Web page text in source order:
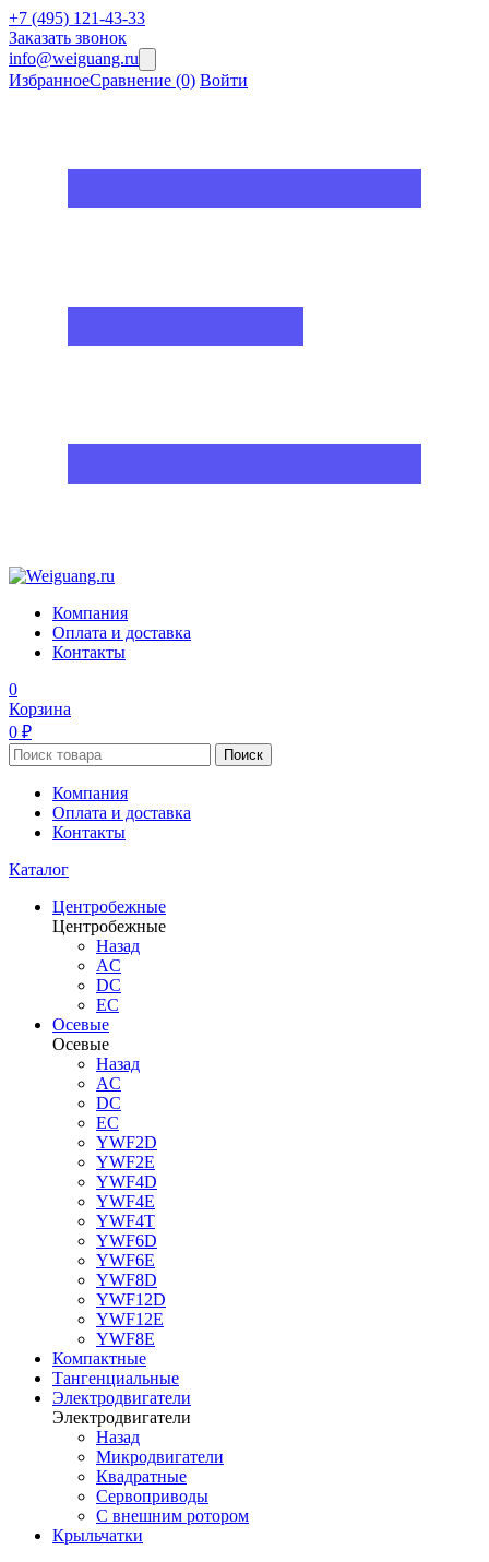
+7 (495) 121-43-33
Заказать звонок
info@weiguang.ru
ИзбранноеСравнение (0) Войти
Компания
Оплата и доставка
Контакты
0
Корзина
0 ₽
Поиск
Компания
Оплата и доставка
Контакты
Каталог
Центробежные
Центробежные
Назад
AC
DC
EC
Осевые
Осевые
Назад
AC
DC
EC
YWF2D
YWF2E
YWF4D
YWF4E
YWF4T
YWF6D
YWF6E
YWF8D
YWF12D
YWF12E
YWF8E
Компактные
Тангенциальные
Электродвигатели
Электродвигатели
Назад
Микродвигатели
Квадратные
Сервоприводы
С внешним ротором
Крыльчатки